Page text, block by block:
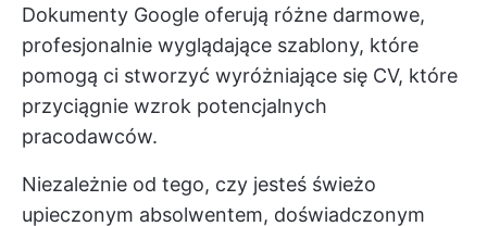
Dokumenty Google oferują różne darmowe,
profesjonalnie wyglądające szablony, które
pomogą ci stworzyć wyróżniające się CV, które
przyciągnie wzrok potencjalnych
pracodawców.
Niezależnie od tego, czy jesteś świeżo
upieczonym absolwentem, doświadczonym